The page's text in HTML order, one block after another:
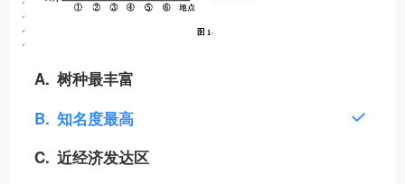
A 树种最丰富
B 知名度最高
C 近经济发达区